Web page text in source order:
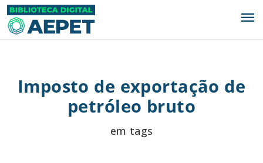
menu
Imposto de exportação de
petróleo bruto
em tags